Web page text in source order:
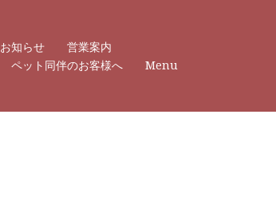
お知らせ
営業案内
ペット同伴のお客様へ Menu